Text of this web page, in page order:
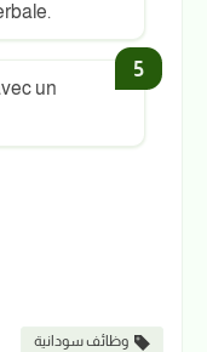
un
وظائف سودانية